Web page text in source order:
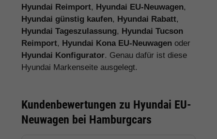
Hyundai Reimport, Hyundai EU-Neuwagen,
Hyundai günstig kaufen, Hyundai Rabatt,
Hyundai Tageszulassung, Hyundai Tucson
Reimport, Hyundai Kona EU-Neuwagen oder
Hyundai Konfigurator. Genau dafür ist diese
Hyundai Markenseite ausgelegt.
Kundenbewertungen zu Hyundai EU-
Neuwagen bei Hamburgcars